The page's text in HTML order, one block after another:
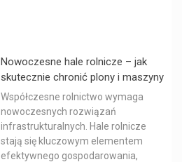
Nowoczesne hale rolnicze – jak
skutecznie chronić plony i maszyny
Współczesne rolnictwo wymaga
nowoczesnych rozwiązań
infrastrukturalnych. Hale rolnicze
stają się kluczowym elementem
efektywnego gospodarowania,